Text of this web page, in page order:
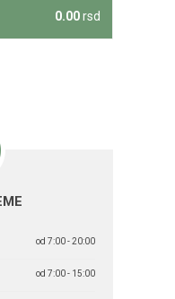
0.00rsd
od 7:00 - 20:00
od 7:00 - 15:00